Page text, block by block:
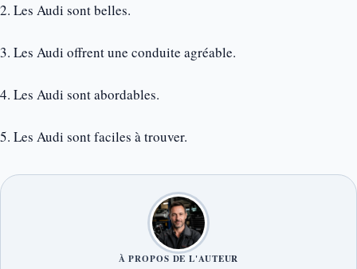
2. Les Audi sont belles.
3. Les Audi offrent une conduite agréable.
4. Les Audi sont abordables.
5. Les Audi sont faciles à trouver.
À PROPOS DE L'AUTEUR